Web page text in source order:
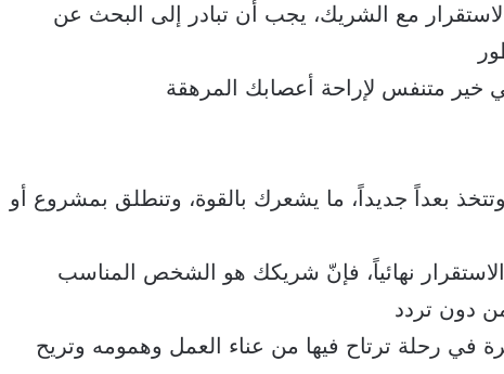
مع الشريك، يجب أن تبادر إلى البحث عن
خير متنفس لإراحة أعصابك المرهقة
بعداً جديداً، ما يشعرك بالقوة، وتنطلق بمشروع أو
نهائياً، فإنّ شريكك هو الشخص المناسب
دون تردد
في رحلة ترتاح فيها من عناء العمل وهمومه وتريح